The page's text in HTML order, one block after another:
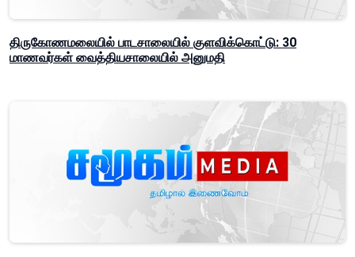
திருகோணமலையில் பாடசாலையில் குளவிக்கொட்டு: 30
மாணவர்கள் வைத்தியசாலையில் அனுமதி